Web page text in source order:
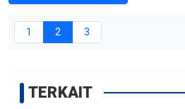
1 2 3
TERKAIT